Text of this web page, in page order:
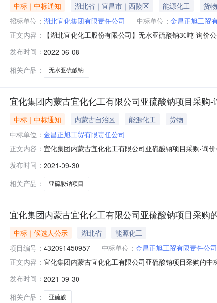
中标｜中标通知 湖北省｜宜昌市｜西陵区 能源化工
货物
招标单位： 湖北宜化集团有限责任公司 中标单位： 金昌正旭工贸
正文内容：
【湖北宜化化工股份有限公司】无水亚硫酸钠30吨-询
发布时间： 2022-06-08
相关产品：
无水亚硫酸钠
宜化集团内蒙古宜化化工有限公司亚硫酸钠项目采购-
中标｜中标通知 内蒙古自治区 能源化工
货物
中标单位： 金昌正旭工贸有限责任公司
正文内容： 宜化集团内蒙古宜化化工有限公司亚硫酸钠项目采购-询
发布时间： 2021-09-30
相关产品：
亚硫酸钠项目
宜化集团内蒙古宜化化工有限公司亚硫酸钠项目采购
中标｜候选人公示 湖北省
能源化工
项目编号： 432091450957 中标单位： 金昌正旭工贸有限责任公司
正文内容： 宜化集团内蒙古宜化化工有限公司亚硫酸钠项目采购的
化工有限公司亚硫酸钠项目采购评标工作已经结束，中
发布时间： 2021-09-30
相关产品：
亚硫酸